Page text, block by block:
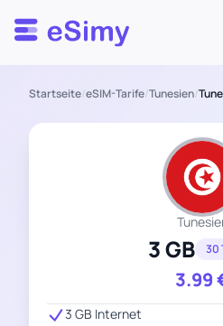
Esimy
Startseite/eSIM-Tarife/Tunesien/
3 GB 30
3.99
3 GB Internet